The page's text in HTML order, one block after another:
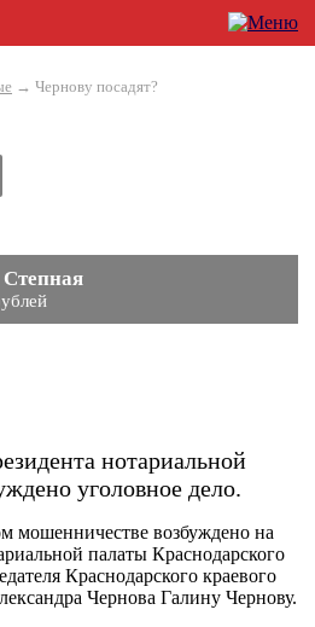
→ Чернову посадят?
нотариальной
уголовное дело.
мошенничестве возбуждено на
палаты Краснодарского
Краснодарского краевого
Чернова Галину Чернову.